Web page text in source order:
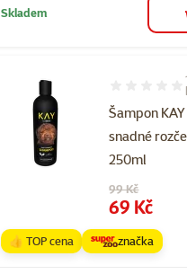
Skladem
Šampon
snadné
250ml
Hodnocení
Původní cena
99 Kč
Cena
69 Kč
👍 TOP cena značka